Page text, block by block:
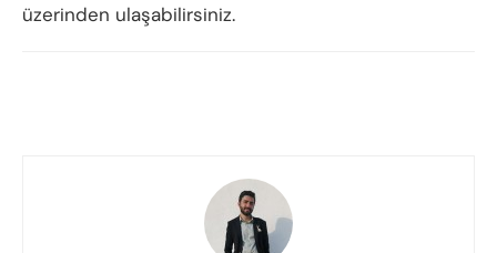
üzerinden ulaşabilirsiniz.